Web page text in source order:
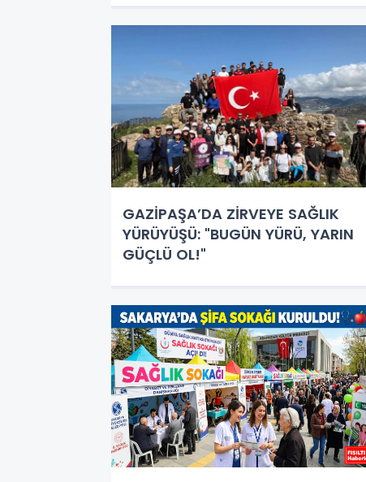
GAZİPAŞA’DA ZİRVEYE SAĞLIK
YÜRÜYÜŞÜ: "BUGÜN YÜRÜ, YARIN
GÜÇLÜ OL!"